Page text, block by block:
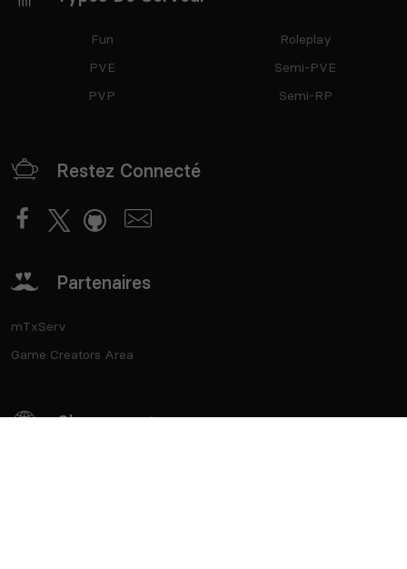
Fun
PVE
PVP
Roleplay
Semi-PVE
Semi-RP
Restez Connecté
Partenaires
mTxServ
Game Creators Area
Classements